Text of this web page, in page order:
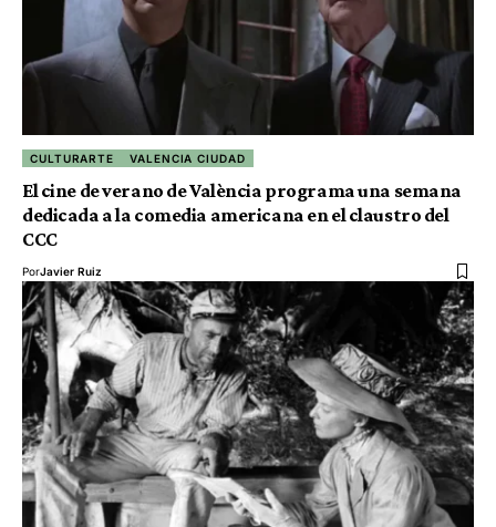
CULTURARTE VALENCIA CIUDAD
El cine de verano de València programa una semana
dedicada a la comedia americana en el claustro del
CCC
PorJavier Ruiz